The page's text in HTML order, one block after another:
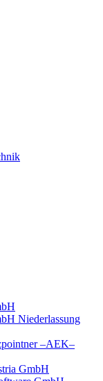
Niederlassung
–AEK–
GmbH